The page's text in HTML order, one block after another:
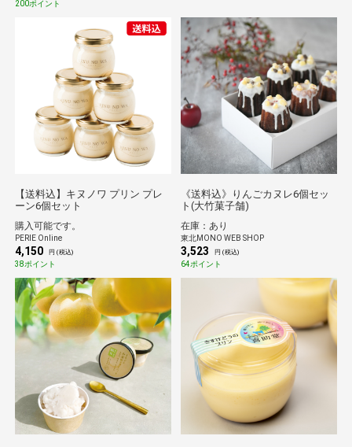
200ポイント
【送料込】キヌノワ プリン プレ
ーン6個セット
購入可能です。
PERIE Online
4,150 円 (税込)
38ポイント
《送料込》りんごカヌレ6個セッ
ト(大竹菓子舗)
在庫：あり
東北MONO WEB SHOP
3,523 円 (税込)
64ポイント